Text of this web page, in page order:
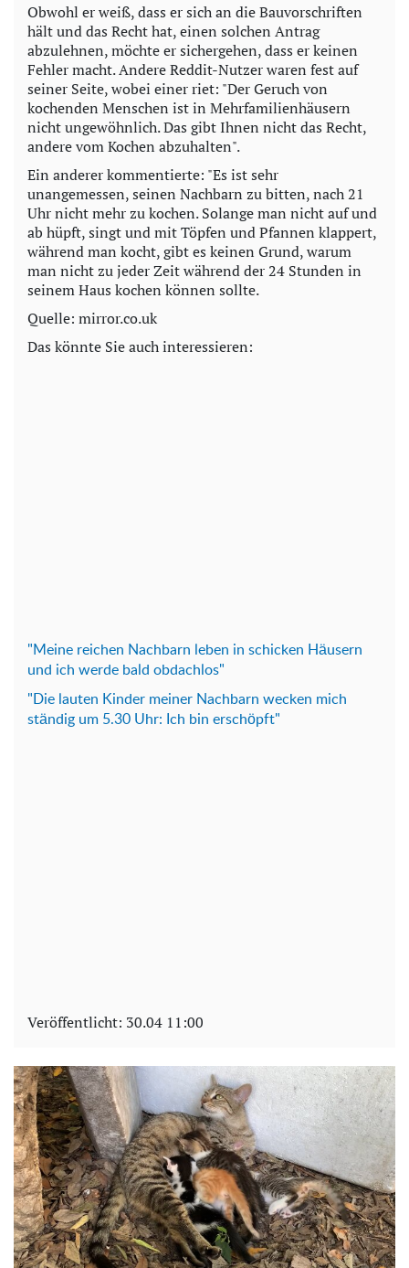
Obwohl er weiß, dass er sich an die Bauvorschriften
hält und das Recht hat, einen solchen Antrag
abzulehnen, möchte er sichergehen, dass er keinen
Fehler macht. Andere Reddit-Nutzer waren fest auf
seiner Seite, wobei einer riet: "Der Geruch von
kochenden Menschen ist in Mehrfamilienhäusern
nicht ungewöhnlich. Das gibt Ihnen nicht das Recht,
andere vom Kochen abzuhalten".
Ein anderer kommentierte: "Es ist sehr
unangemessen, seinen Nachbarn zu bitten, nach 21
Uhr nicht mehr zu kochen. Solange man nicht auf und
ab hüpft, singt und mit Töpfen und Pfannen klappert,
während man kocht, gibt es keinen Grund, warum
man nicht zu jeder Zeit während der 24 Stunden in
seinem Haus kochen können sollte.
Quelle: mirror.co.uk
Das könnte Sie auch interessieren:
"Meine reichen Nachbarn leben in schicken Häusern
und ich werde bald obdachlos"
"Die lauten Kinder meiner Nachbarn wecken mich
ständig um 5.30 Uhr: Ich bin erschöpft"
Veröffentlicht: 30.04 11:00